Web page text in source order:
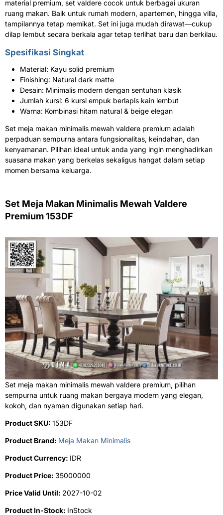
material premium, set valdere cocok untuk berbagai ukuran
ruang makan. Baik untuk rumah modern, apartemen, hingga villa,
tampilannya tetap memikat. Set ini juga mudah dirawat—cukup
dilap lembut secara berkala agar tetap terlihat baru dan berkilau.
Spesifikasi Singkat
Material: Kayu solid premium
Finishing: Natural dark matte
Desain: Minimalis modern dengan sentuhan klasik
Jumlah kursi: 6 kursi empuk berlapis kain lembut
Warna: Kombinasi hitam natural & beige elegan
Set meja makan minimalis mewah valdere premium adalah
perpaduan sempurna antara fungsionalitas, keindahan, dan
kenyamanan. Pilihan ideal untuk anda yang ingin menghadirkan
suasana makan yang berkelas sekaligus hangat dalam setiap
momen bersama keluarga.
Set Meja Makan Minimalis Mewah Valdere
Premium 153DF
Set meja makan minimalis mewah valdere premium, pilihan
sempurna untuk ruang makan bergaya modern yang elegan,
kokoh, dan nyaman digunakan setiap hari.
Product SKU: 153DF
Product Brand: Meja Makan Minimalis
Product Currency: IDR
Product Price: 35000000
Price Valid Until: 2027-10-02
Product In-Stock: InStock